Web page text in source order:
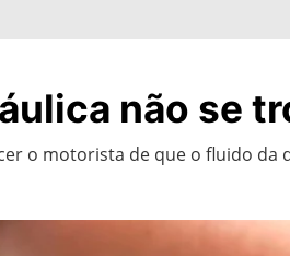
não se
o motorista de que o fluido da